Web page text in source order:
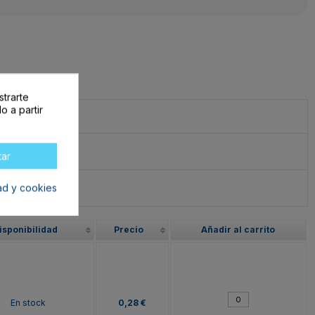
Precio Añadir al carrito
En stock 0,28 €
a partir
y cookies